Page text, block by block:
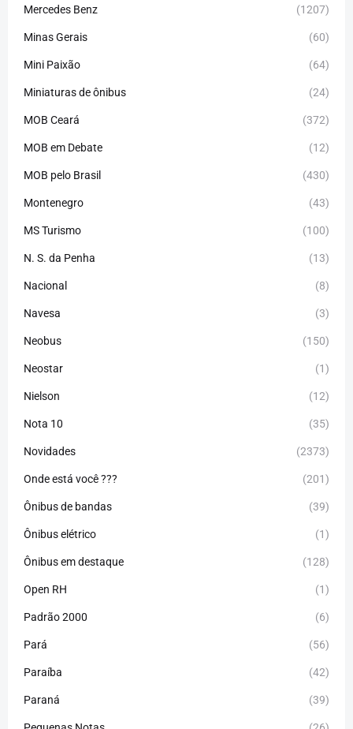
Mercedes Benz (1207)
Minas Gerais (60)
Mini Paixão (64)
Miniaturas de ônibus (24)
MOB Ceará (372)
MOB em Debate (12)
MOB pelo Brasil (430)
Montenegro (43)
MS Turismo (100)
N. S. da Penha (13)
Nacional (8)
Navesa (3)
Neobus (150)
Neostar (1)
Nielson (12)
Nota 10 (35)
Novidades (2373)
Onde está você ??? (201)
Ônibus de bandas (39)
Ônibus elétrico (1)
Ônibus em destaque (128)
Open RH (1)
Padrão 2000 (6)
Pará (56)
Paraíba (42)
Paraná (39)